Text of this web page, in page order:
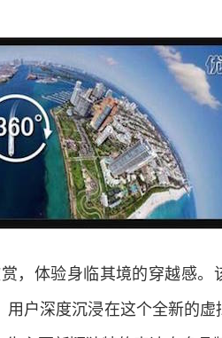
，体验身临其境的穿越感。
户深度沉浸在这个全新的